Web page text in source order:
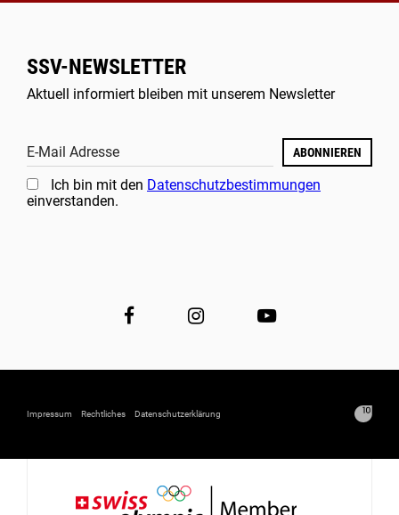
SSV-NEWSLETTER
Aktuell informiert bleiben mit unserem Newsletter
E-Mail Adresse ABONNIEREN
Ich bin mit den Datenschutzbestimmungen
einverstanden.
Impressum Rechtliches Datenschutzerklärung